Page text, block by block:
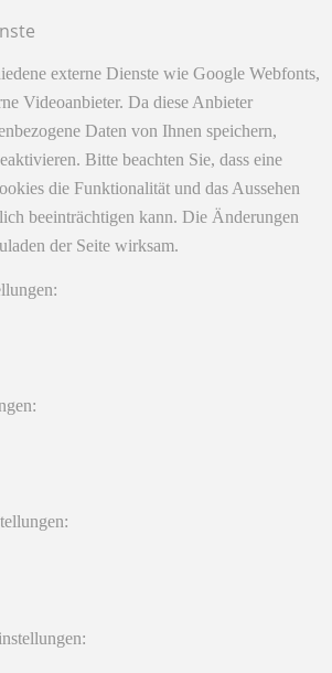
externe Dienste wie Google Webfonts,
Videoanbieter. Da diese Anbieter
Daten von Ihnen speichern,
Bitte beachten Sie, dass eine
die Funktionalität und das Aussehen
beeinträchtigen kann. Die Änderungen
der Seite wirksam.